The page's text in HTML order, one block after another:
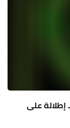
إطلالة على